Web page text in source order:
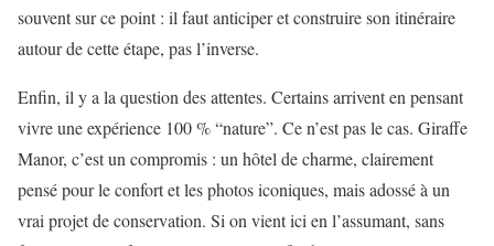
souvent sur ce point : il faut anticiper et construire son itinéraire
autour de cette étape, pas l’inverse.
Enfin, il y a la question des attentes. Certains arrivent en pensant
vivre une expérience 100 % “nature”. Ce n’est pas le cas. Giraffe
Manor, c’est un compromis : un hôtel de charme, clairement
pensé pour le confort et les photos iconiques, mais adossé à un
vrai projet de conservation. Si on vient ici en l’assumant, sans